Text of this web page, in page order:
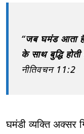
“जब घमंड आता
के साथ बुद्धि
नीतिवचन 11:2
घमंडी व्यक्ति अक्सर